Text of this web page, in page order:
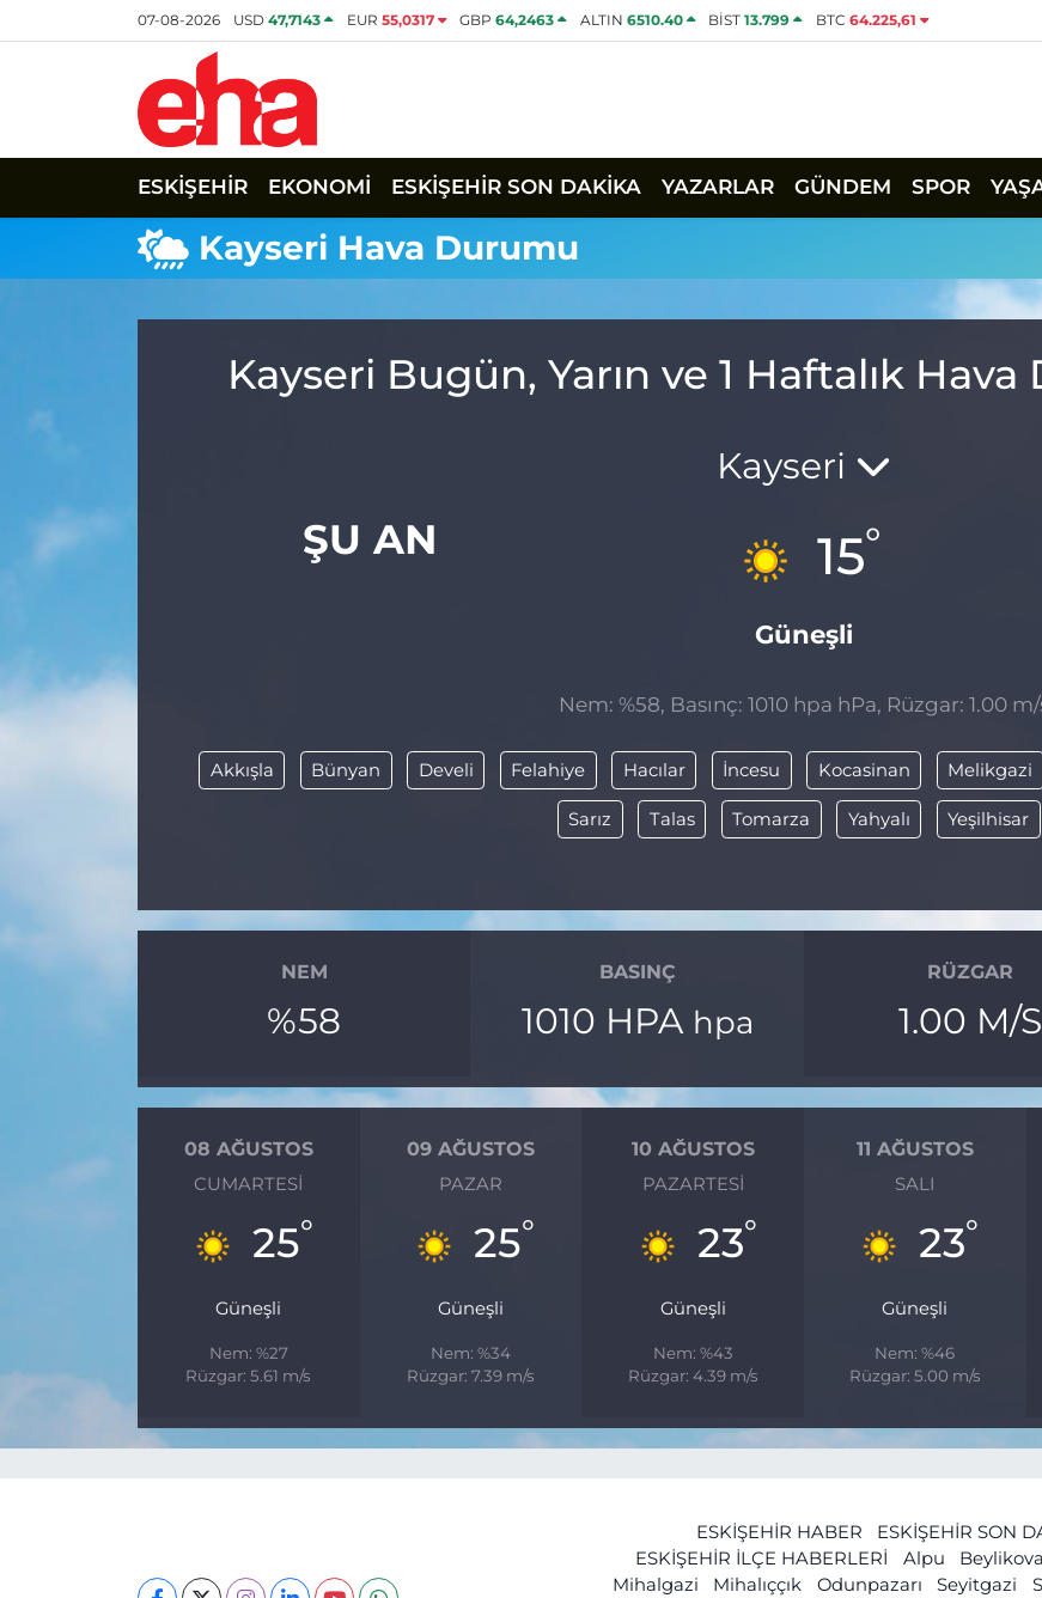
07-08-2026 USD47,7143 EUR 55,0317 GBP64,2463 ALTIN 6510.40 BİST13.799 BTC 64.225,61
ESKİŞEHİR EKONOMİ ESKİŞEHİR SON DAKİKA YAZARLAR GÜNDEM SPOR
Kayseri Hava Durumu
Kayseri Bugün, Yarın ve 1 Haftalık
ŞU AN
Kayseri
15°
Güneşli
Nem: %58, Basınç: 1010 hpa hPa, Rüzgar: 1.00
Akkışla Bünyan Develi Felahiye Hacılar İncesu Kocasinan Melikgazi
Sarız Talas Tomarza Yahyalı Yeşilhisar
NEM
%58
BASINÇ
1010 HPA hpa
RÜZGAR
1.00 M/S
08 AĞUSTOS
CUMARTESI
25°
Güneşli
Nem: %27
Rüzgar: 5.61 m/s
09 AĞUSTOS
PAZAR
25°
Güneşli
Nem: %34
Rüzgar: 7.39 m/s
10 AĞUSTOS
PAZARTESI
23°
Güneşli
Nem: %43
Rüzgar: 4.39 m/s
11 AĞUSTOS
SALI
23°
Güneşli
Nem: %46
Rüzgar: 5.00 m/s
ESKİŞEHİR HABER ESKİŞEHİR SON
ESKİŞEHİR İLÇE HABERLERİ
Alpu Beylikova
Mihalgazi
Mihalıççık Odunpazarı Seyitgazi